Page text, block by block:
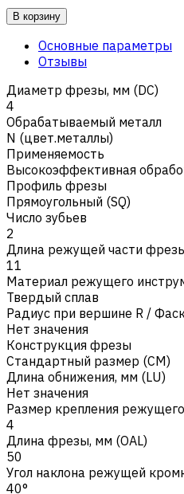
В корзину
Основные параметры
Отзывы
Диаметр фрезы, мм (DC)
4
Обрабатываемый металл
N (цвет.металлы)
Применяемость
Высокоэффективная
Профиль фрезы
Прямоугольный (SQ)
Число зубьев
2
Длина режущей части
11
Материал режущего
Твердый сплав
Радиус при вершине R /
Нет значения
Конструкция фрезы
Стандартный размер (CM)
Длина обнижения, мм (LU)
Нет значения
Размер крепления
4
Длина фрезы, мм (OAL)
50
Угол наклона режущей
40°